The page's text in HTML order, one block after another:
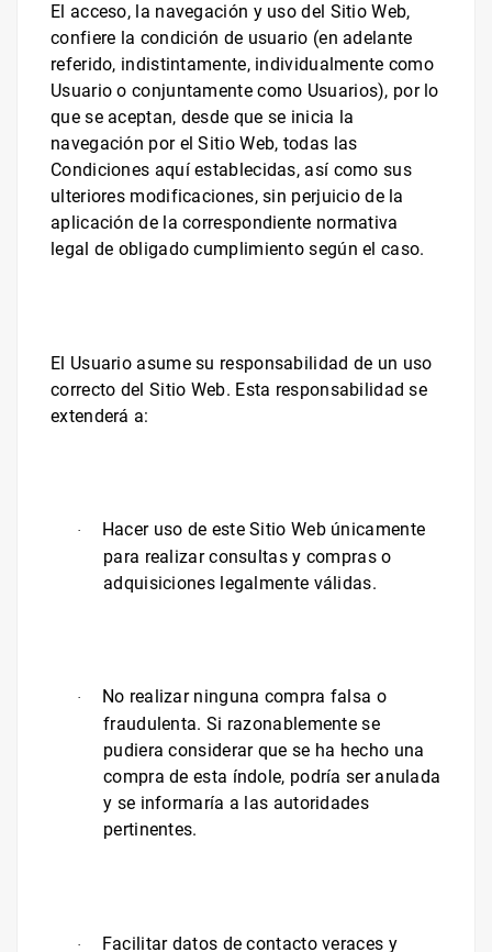
El acceso, la navegación y uso del Sitio Web,
confiere la condición de usuario (en adelante
referido, indistintamente, individualmente como
Usuario o conjuntamente como Usuarios), por lo
que se aceptan, desde que se inicia la
navegación por el Sitio Web, todas las
Condiciones aquí establecidas, así como sus
ulteriores modificaciones, sin perjuicio de la
aplicación de la correspondiente normativa
legal de obligado cumplimiento según el caso.
El Usuario asume su responsabilidad de un uso
correcto del Sitio Web. Esta responsabilidad se
extenderá a:
·
Hacer uso de este Sitio Web únicamente
para realizar consultas y compras o
adquisiciones legalmente válidas.
·
No realizar ninguna compra falsa o
fraudulenta. Si razonablemente se
pudiera considerar que se ha hecho una
compra de esta índole, podría ser anulada
y se informaría a las autoridades
pertinentes.
· Facilitar datos de contacto veraces y